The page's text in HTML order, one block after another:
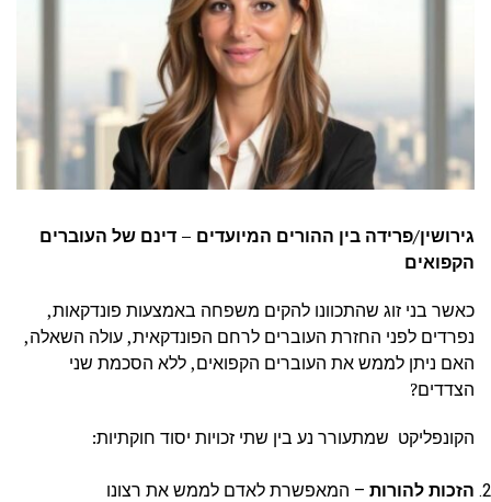
גירושין/פרידה בין ההורים המיועדים – דינם של העוברים
הקפואים
כאשר בני זוג שהתכוונו להקים משפחה באמצעות פונדקאות,
נפרדים לפני החזרת העוברים לרחם הפונדקאית, עולה השאלה,
האם ניתן לממש את העוברים הקפואים, ללא הסכמת שני
הצדדים?
הקונפליקט שמתעורר נע בין שתי זכויות יסוד חוקתיות:
הזכות להורות – המאפשרת לאדם לממש את רצונו